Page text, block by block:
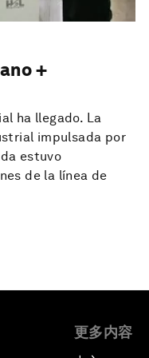
+
ha llegado. La
impulsada por
estuvo
de la línea de
更多内容